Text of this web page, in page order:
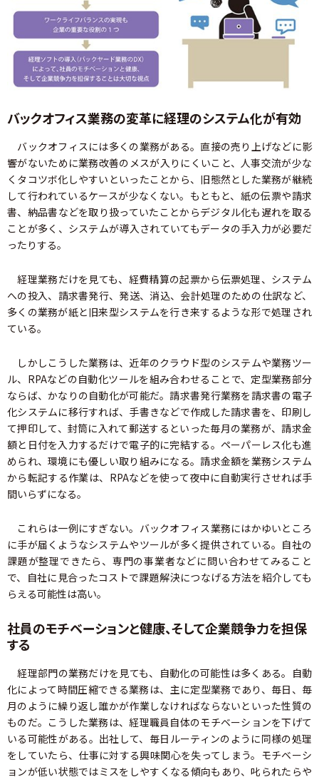
バックオフィス業務の変革に経理のシステム化が有効
バックオフィスには多くの業務がある。直接の売り上げなどに影
響がないために業務改善のメスが入りにくいこと、人事交流が少な
くタコツボ化しやすいといったことから、旧態然とした業務が継続
して行われているケースが少なくない。もともと、紙の伝票や請求
書、納品書などを取り扱っていたことからデジタル化も遅れを取る
ことが多く、システムが導入されていてもデータの手入力が必要だ
ったりする。
経理業務だけを見ても、経費精算の起票から伝票処理、システム
への投入、請求書発行、発送、消込、会計処理のための仕訳など、
多くの業務が紙と旧来型システムを行き来するような形で処理され
ている。
しかしこうした業務は、近年のクラウド型のシステムや業務ツー
ル、RPAなどの自動化ツールを組み合わせることで、定型業務部分
ならば、かなりの自動化が可能だ。請求書発行業務を請求書の電子
化システムに移行すれば、手書きなどで作成した請求書を、印刷し
て押印して、封筒に入れて郵送するといった毎月の業務が、請求金
額と日付を入力するだけで電子的に完結する。ペーパーレス化も進
められ、環境にも優しい取り組みになる。請求金額を業務システム
から転記する作業は、RPAなどを使って夜中に自動実行させれば手
間いらずになる。
これらは一例にすぎない。バックオフィス業務にはかゆいところ
に手が届くようなシステムやツールが多く提供されている。自社の
課題が整理できたら、専門の事業者などに問い合わせてみること
で、自社に見合ったコストで課題解決につなげる方法を紹介しても
らえる可能性は高い。
社員のモチベーションと健康、そして企業競争力を担保
する
経理部門の業務だけを見ても、自動化の可能性は多くある。自動
化によって時間圧縮できる業務は、主に定型業務であり、毎日、毎
月のように繰り返し誰かが作業しなければならないといった性質の
ものだ。こうした業務は、経理職員自体のモチベーションを下げて
いる可能性がある。出社して、毎日ルーティンのように同様の処理
をしていたら、仕事に対する興味関心を失ってしまう。モチベーシ
ョンが低い状態ではミスをしやすくなる傾向もあり、叱られたらや